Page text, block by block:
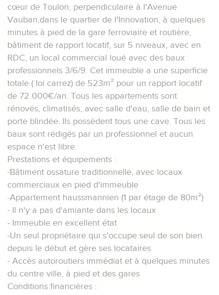
cœur de Toulon, perpendiculaire à l'Avenue
Vauban,dans le quartier de l'Innovation, à quelques
minutes à pied de la gare ferroviaire et routière,
bâtiment de rapport locatif, sur 5 niveaux, avec en
RDC, un local commercial loué avec des baux
professionnels 3/6/9. Cet immeuble a une superficie
totale ( loi carrez) de 523m² pour un rapport locatif
de 72 000€/an. Tous les appartements sont
rénovés, climatisés, avec salle d'eau, salle de bain et
porte blindée. Ils possèdent tous une cave. Tous les
baux sont rédigés par un professionnel et aucun
espace n'est libre.
Prestations et équipements :
-Bâtiment ossature traditionnelle, avec locaux
commerciaux en pied d'immeuble
-Appartement haussmannien (1 par étage de 80m²)
- Il n'y a pas d'amiante dans les locaux
- Immeuble en excellent état
-Un seul propriétaire qui s'occupe seul de son bien
depuis le début et gère ses locataires
- Accès autoroutiers immédiat et à quelques minutes
du centre ville, à pied et des gares
Conditions financières :